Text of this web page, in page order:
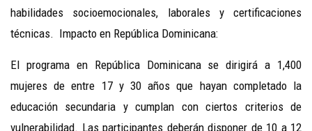
habilidades socioemocionales, laborales y certificaciones
técnicas. Impacto en República Dominicana:
El programa en República Dominicana se dirigirá a 1,400
mujeres de entre 17 y 30 años que hayan completado la
educación secundaria y cumplan con ciertos criterios de
vulnerabilidad. Las participantes deberán disponer de 10 a 12